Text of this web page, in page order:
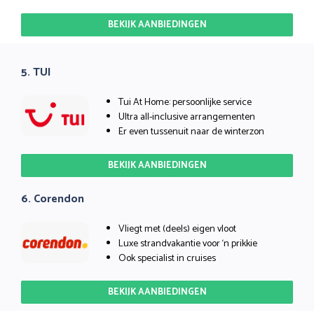
BEKIJK AANBIEDINGEN
5. TUI
Tui At Home: persoonlijke service
Ultra all-inclusive arrangementen
Er even tussenuit naar de winterzon
BEKIJK AANBIEDINGEN
6. Corendon
Vliegt met (deels) eigen vloot
Luxe strandvakantie voor ‘n prikkie
Ook specialist in cruises
BEKIJK AANBIEDINGEN